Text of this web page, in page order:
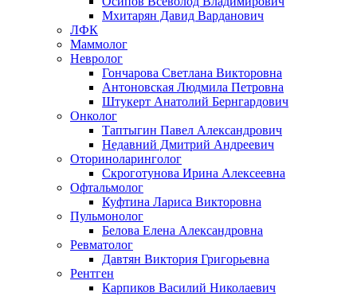
Мхитарян Давид Варданович
ЛФК
Маммолог
Невролог
Гончарова Светлана Викторовна
Антоновская Людмила Петровна
Штукерт Анатолий Бернгардович
Онколог
Таптыгин Павел Александрович
Недавний Дмитрий Андреевич
Оториноларинголог
Скроготунова Ирина Алексеевна
Офтальмолог
Куфтина Лариса Викторовна
Пульмонолог
Белова Елена Александровна
Ревматолог
Давтян Виктория Григорьевна
Рентген
Карпиков Василий Николаевич